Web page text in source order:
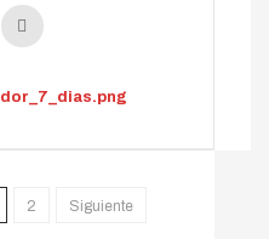
2 Siguiente